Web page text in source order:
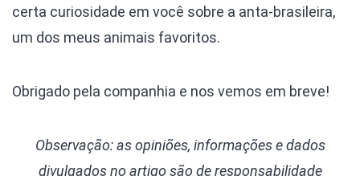
certa curiosidade em você sobre a anta-brasileira,
um dos meus animais favoritos.
Obrigado pela companhia e nos vemos em breve!
Observação: as opiniões, informações e dados
divulgados no artigo são de responsabilidade